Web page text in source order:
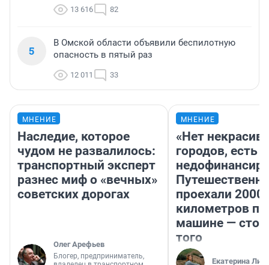
13 616 82
5
В Омской области объявили беспилотную
опасность в пятый раз
12 011 33
МНЕНИЕ
Наследие, которое
чудом не развалилось:
транспортный эксперт
разнес миф о «вечных»
советских дорогах
Олег Арефьев
Блогер, предприниматель,
МНЕНИЕ
«Нет
городов, есть
проехали 2000
километров по
машине —
того
Екатерина